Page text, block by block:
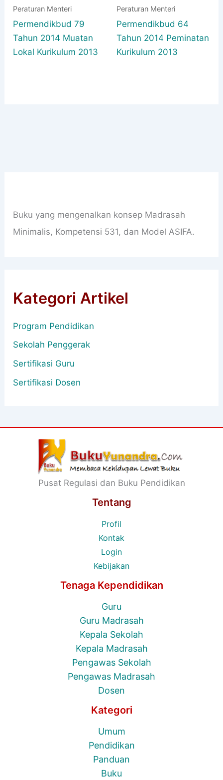
Peraturan Menteri
Permendikbud 79
Tahun 2014 Muatan
Lokal Kurikulum 2013
Peraturan Menteri
Permendikbud 64
Tahun 2014 Peminatan
Kurikulum 2013
Buku yang mengenalkan konsep Madrasah
Minimalis, Kompetensi 531, dan Model ASIFA.
Kategori Artikel
Program Pendidikan
Sekolah Penggerak
Sertifikasi Guru
Sertifikasi Dosen
Pusat Regulasi dan Buku Pendidikan
Tentang
Profil
Kontak
Login
Kebijakan
Tenaga Kependidikan
Guru
Guru Madrasah
Kepala Sekolah
Kepala Madrasah
Pengawas Sekolah
Pengawas Madrasah
Dosen
Kategori
Umum
Pendidikan
Panduan
Buku